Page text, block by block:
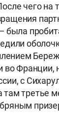
чего на
была
во Франции,
с
там третье